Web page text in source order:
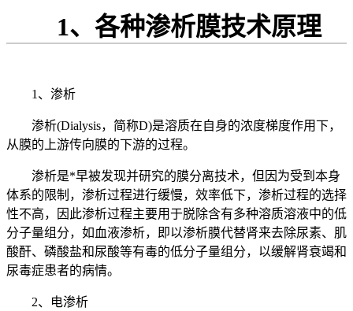
1、各种渗析膜技术原理
1、渗析
渗析(Dialysis，简称D)是溶质在自身的浓度梯度作用下，
从膜的上游传向膜的下游的过程。
渗析是*早被发现并研究的膜分离技术，但因为受到本身
体系的限制，渗析过程进行缓慢，效率低下，渗析过程的选择
性不高，因此渗析过程主要用于脱除含有多种溶质溶液中的低
分子量组分，如血液渗析，即以渗析膜代替肾来去除尿素、肌
酸酐、磷酸盐和尿酸等有毒的低分子量组分，以缓解肾衰竭和
尿毒症患者的病情。
2、电渗析